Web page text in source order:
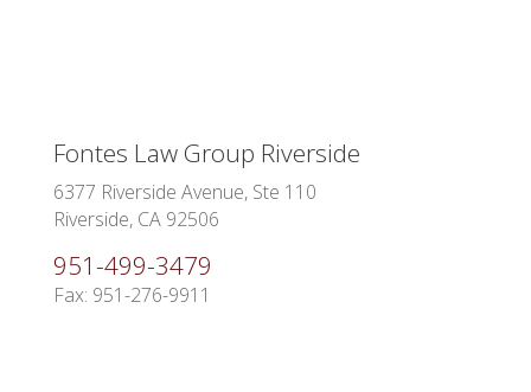
Fontes Law Group Riverside
6377 Riverside Avenue, Ste 110
Riverside, CA 92506
951-499-3479
Fax: 951-276-9911